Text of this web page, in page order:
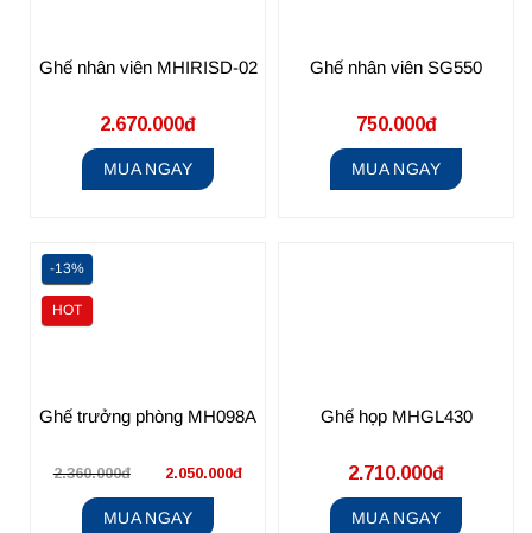
Ghế nhân viên MHIRISD-02
2.670.000đ
MUA NGAY
Ghế nhân viên SG550
750.000đ
MUA NGAY
-13%
HOT
Ghế trưởng phòng MH098A
2.360.000đ 2.050.000đ
MUA NGAY
Ghế họp MHGL430
2.710.000đ
MUA NGAY